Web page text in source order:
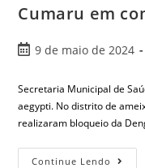
Cumaru em
9 de maio de 2024
Secretaria Municipal de
aegypti. No distrito de
realizaram bloqueio da
Continue Lendo